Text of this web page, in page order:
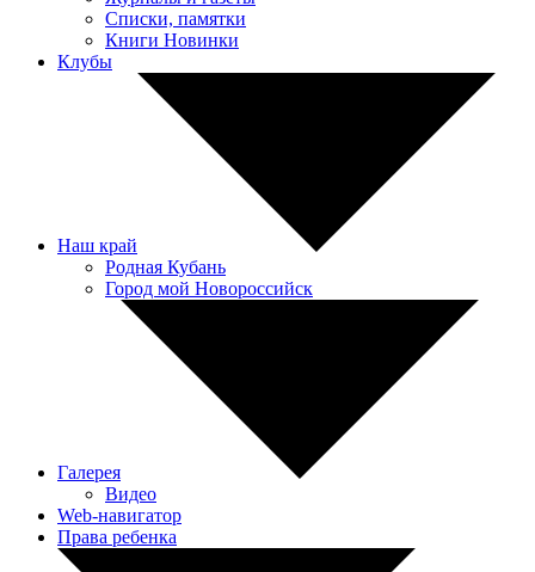
Списки, памятки
Книги Новинки
Клубы
Наш край
Родная Кубань
Город мой Новороссийск
Галерея
Видео
Web-навигатор
Права ребенка